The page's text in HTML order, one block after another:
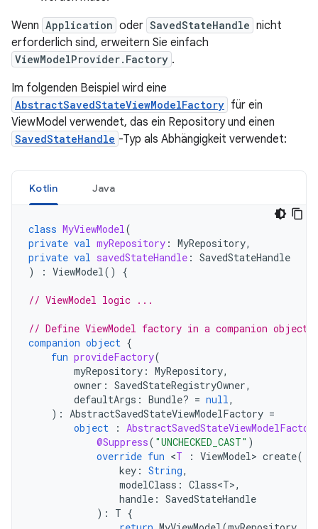
Wenn Application oder SavedStateHandle nicht
erforderlich sind, erweitern Sie einfach
ViewModelProvider.Factory .
Im folgenden Beispiel wird eine
AbstractSavedStateViewModelFactory für ein
ViewModel verwendet, das ein Repository und einen
SavedStateHandle -Typ als Abhängigkeit verwendet:
Kotlin Java
class MyViewModel(
private val myRepository : MyRepository,
private val savedStateHandle : SavedStateHandle
)
: ViewModel() {
// ViewModel logic ...
// Define ViewModel factory in a companion object
companion object {
fun provideFactory(
myRepository : MyRepository,
owner : SavedStateRegistryOwner,
defaultArgs : Bundle? = null,
): AbstractSavedStateViewModelFactory =
object
:
@Suppress( "UNCHECKED_CAST" )
override fun <T : ViewModel> create(
key : String,
modelClass : Class<T>,
handle : SavedStateHandle
):
T {